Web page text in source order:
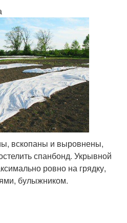
вскопаны и выровнены,
спанбонд. Укрывной
ровно на грядку,
булыжником.